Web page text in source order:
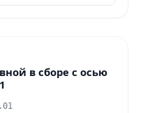
в сборе с осью